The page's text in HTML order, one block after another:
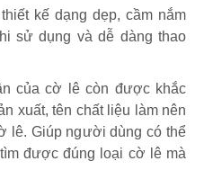
kế dạng dẹp, cầm nắm
sử dụng và dễ dàng thao
của cờ lê còn được khắc
xuất, tên chất liệu làm nên
lê. Giúp người dùng có thể
được đúng loại cờ lê mà